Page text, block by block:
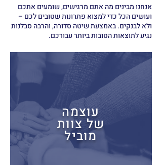
אנחנו מבינים מה אתם מרגישים, שומעים אתכם
ועושים הכל כדי למצוא פתרונות שטובים לכם –
ולא לבנקים. באמצעת שיטה סדורה, והרבה סבלנות
נגיע לתוצאות הטובות ביותר עבורכם.
עוצמה
של צוות
מוביל